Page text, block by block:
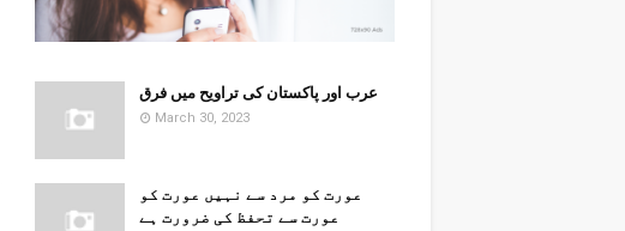
عرب اور پاکستان کی تراویح میں فرق
March 30, 2023
​​عورت کو مرد سے نہیں عورت کو
عورت سے تحفظ کی ضرورت ہے